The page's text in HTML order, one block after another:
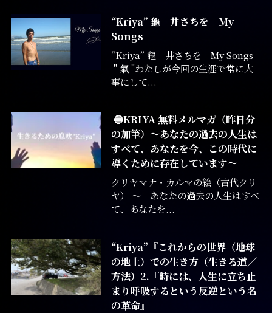
“Kriya” 龜 井さちを My
Songs
“Kriya” 龜 井さちを My Songs
" 氣 "わたしが今回の生涯で常に大
事にして...
🔵KRIYA 無料メルマガ（昨日分
の加筆）～あなたの過去の人生は
すべて、あなたを今、この時代に
導くために存在しています〜
クリヤマナ・カルマの絵（古代クリ
ヤ） ～ あなたの過去の人生はすべ
て、あなたを...
“Kriya”『これからの世界（地球
の地上）での生き方（生きる道／
方法）2.『時には、人生に立ち止
まり呼吸するという反逆という名
の革命』